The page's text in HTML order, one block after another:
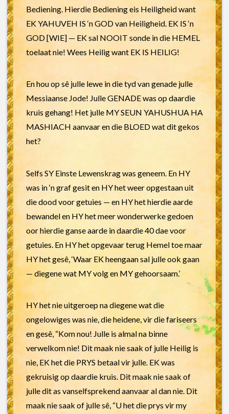
Bediening. Hierdie Bediening eis Heiligheid want
EK YAHUVEH IS ‘n GOD van Heiligheid. EK IS ‘n
GOD [WIE] — EK sal NOOIT sonde in die HEMEL
toelaat nie! Wees Heilig want EK IS HEILIG!
En hou op sê julle lewe in die tyd van genade julle
Messiaanse Jode! Julle GENADE was op daardie
kruis gehang! Het julle MY SEUN YAHUSHUA HA
MASHIACH aanvaar en die BLOED wat dit gekos
het?
Selfs SY Einste Lewenskrag was geneem. En HY
was in ‘n graf gesit en HY het weer opgestaan uit
die dood voor getuies — en HY het hierdie aarde
bewandel en HY het meer wonderwerke gedoen
oor hierdie ganse aarde in daardie 40 dae voor
getuies. En HY het opgevaar terug Hemel toe maar
HY het gesê, ‘Waar EK heengaan sal julle ook gaan
— diegene wat MY volg en MY gehoorsaam.’
HY het nie uitgeroep na diegene wat die
ongelowiges was nie, die heidene, vir die fariseers
en gesê, “Kom nou! Julle is almal na binne
verwelkom nie! Dit maak nie saak of julle Heilig is
nie, EK het die PRYS betaal vir julle. EK was
gekruisig op daardie kruis. Dit maak nie saak of
julle dit as vanselfsprekend aanvaar al dan nie. Dit
maak nie saak of julle sê, “U het die prys vir my